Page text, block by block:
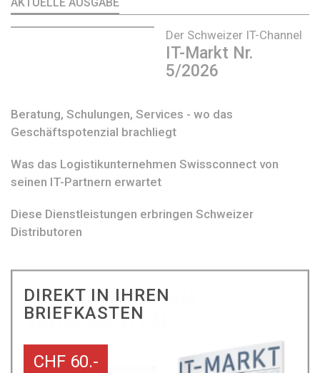
AKTUELLE AUSGABE
Der Schweizer IT-Channel
IT-Markt Nr.
5/2026
Beratung, Schulungen, Services - wo das
Geschäftspotenzial brachliegt
Was das Logistikunternehmen Swissconnect von
seinen IT-Partnern erwartet
Diese Dienstleistungen erbringen Schweizer
Distributoren
DIREKT IN IHREN
BRIEFKASTEN
CHF 60.-